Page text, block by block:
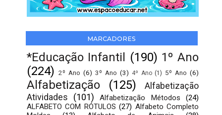
MARCADORES
*Educação Infantil (190) 1º Ano
(224) 2º Ano (6) 3º Ano (3) 4º Ano (1) 5º Ano (6)
Alfabetização (125)
Alfabetização
Atividades
(101) Alfabetização Métodos
(24)
ALFABETO COM RÓTULOS (27) Alfabeto Completo